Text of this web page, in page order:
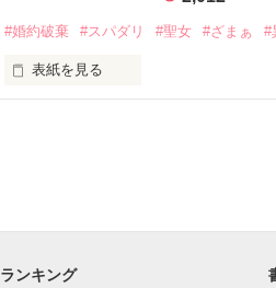
そんな最悪の出会いを果たした二人
お人形のように可愛いらしい見た目
#婚約破棄 #スパダリ #聖女 #ざまぁ #
表紙を見る
○●○●○●○●○●○●○●○●
「フランソワーズ・ベルナール、貴
ランキング